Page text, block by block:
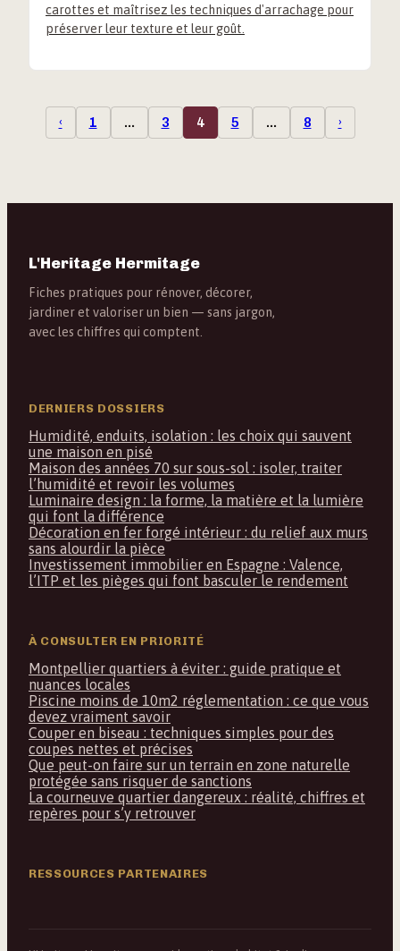
carottes et maîtrisez les techniques d'arrachage pour
préserver leur texture et leur goût.
‹ 1 … 3 4 5 … 8 ›
L'Heritage Hermitage
Fiches pratiques pour rénover, décorer,
jardiner et valoriser un bien — sans jargon,
avec les chiffres qui comptent.
DERNIERS DOSSIERS
Humidité, enduits, isolation : les choix qui sauvent
une maison en pisé
Maison des années 70 sur sous-sol : isoler, traiter
l’humidité et revoir les volumes
Luminaire design : la forme, la matière et la lumière
qui font la différence
Décoration en fer forgé intérieur : du relief aux murs
sans alourdir la pièce
Investissement immobilier en Espagne : Valence,
l’ITP et les pièges qui font basculer le rendement
À CONSULTER EN PRIORITÉ
Montpellier quartiers à éviter : guide pratique et
nuances locales
Piscine moins de 10m2 réglementation : ce que vous
devez vraiment savoir
Couper en biseau : techniques simples pour des
coupes nettes et précises
Que peut-on faire sur un terrain en zone naturelle
protégée sans risquer de sanctions
La courneuve quartier dangereux : réalité, chiffres et
repères pour s’y retrouver
RESSOURCES PARTENAIRES